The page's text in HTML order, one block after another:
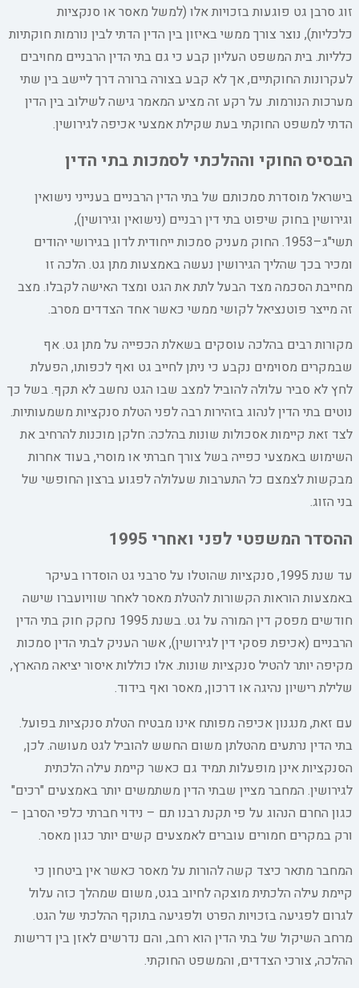
זוג סרבן גט פוגעות בזכויות אלו (למשל מאסר או סנקציות
כלכליות), נוצר צורך ממשי באיזון בין הדין הדתי לבין נורמות חוקתיות
כלליות. בית המשפט העליון קבע כי גם בתי הדין הרבניים מחויבים
לעקרונות החוקתיים, אך לא קבע בצורה ברורה דרך ליישב בין שתי
מערכות הנורמות. על רקע זה מציע המאמר גישה לשילוב בין הדין
הדתי למשפט החוקתי בעת שקילת אמצעי אכיפה לגירושין.
הבסיס החוקי וההלכתי לסמכות בתי הדין
בישראל מוסדרת סמכותם של בתי הדין הרבניים בענייני נישואין
וגירושין בחוק שיפוט בתי דין רבניים (נישואין וגירושין),
תשי"ג–1953. החוק מעניק סמכות ייחודית לדון בגירושי יהודים
ומכיר בכך שהליך הגירושין נעשה באמצעות מתן גט. הלכה זו
מחייבת הסכמה מצד הבעל לתת את הגט ומצד האישה לקבלו. מצב
זה מייצר פוטנציאל לקושי ממשי כאשר אחד הצדדים מסרב.
מקורות רבים בהלכה עוסקים בשאלת הכפייה על מתן גט. אף
שבמקרים מסוימים נקבע כי ניתן לחייב גט ואף לכפותו, הפעלת
לחץ לא סביר עלולה להוביל למצב שבו הגט נחשב לא תקף. בשל כך
נוטים בתי הדין לנהוג בזהירות רבה לפני הטלת סנקציות משמעותיות.
לצד זאת קיימות אסכולות שונות בהלכה: חלקן מוכנות להרחיב את
השימוש באמצעי כפייה בשל צורך חברתי או מוסרי, בעוד אחרות
מבקשות לצמצם כל התערבות שעלולה לפגוע ברצון החופשי של
בני הזוג.
ההסדר המשפטי לפני ואחרי 1995
עד שנת 1995, סנקציות שהוטלו על סרבני גט הוסדרו בעיקר
באמצעות הוראות הקשורות להטלת מאסר לאחר שוויועברו שישה
חודשים מפסק דין המורה על גט. בשנת 1995 נחקק חוק בתי הדין
הרבניים (אכיפת פסקי דין לגירושין), אשר העניק לבתי הדין סמכות
מקיפה יותר להטיל סנקציות שונות. אלו כוללות איסור יציאה מהארץ,
שלילת רישיון נהיגה או דרכון, מאסר ואף בידוד.
עם זאת, מנגנון אכיפה מפותח אינו מבטיח הטלת סנקציות בפועל.
בתי הדין נרתעים מהטלתן משום החשש להוביל לגט מעושה. לכן,
הסנקציות אינן מופעלות תמיד גם כאשר קיימת עילה הלכתית
לגירושין. המחבר מציין שבתי הדין משתמשים יותר באמצעים "רכים"
כגון החרם הנהוג על פי תקנת רבנו תם – נידוי חברתי כלפי הסרבן –
ורק במקרים חמורים עוברים לאמצעים קשים יותר כגון מאסר.
המחבר מתאר כיצד קשה להורות על מאסר כאשר אין ביטחון כי
קיימת עילה הלכתית מוצקה לחיוב בגט, משום שמהלך כזה עלול
לגרום לפגיעה בזכויות הפרט ולפגיעה בתוקף ההלכתי של הגט.
מרחב השיקול של בתי הדין הוא רחב, והם נדרשים לאזן בין דרישות
ההלכה, צורכי הצדדים, והמשפט החוקתי.